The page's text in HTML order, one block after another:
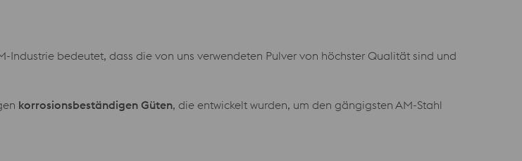
bedeutet, dass die von uns verwendeten Pulver von höchster Qualität sind und
korrosionsbeständigen Güten, die entwickelt wurden, um den gängigsten AM-Stahl